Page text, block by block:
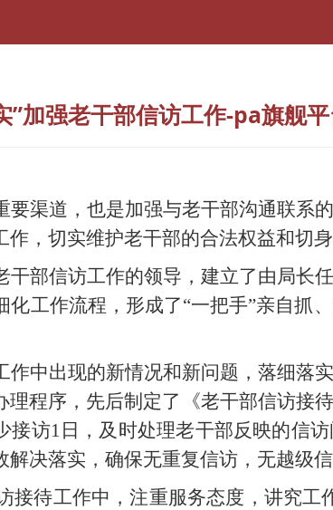
”加强老干部信访工作-pa旗舰
渠道，也是加强与老干部沟通联系
，切实维护老干部的合法权益和切身
干部信访工作的领导，建立了由局长
化工作流程，形成了“一把手”亲自抓
作中出现的新情况和新问题，落细落
程序，先后制定了《老干部信访接
接访1日，及时处理老干部反映的信
决落实，确保无重复信访，无越级信
接待工作中，注重服务态度，讲究工